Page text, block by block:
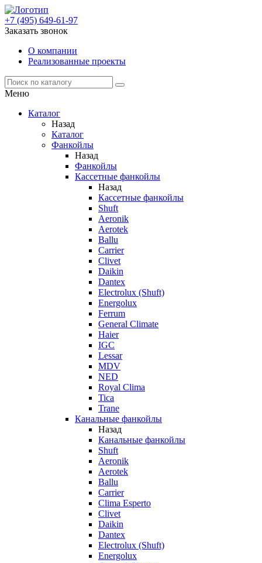
+7 (495) 649-61-97
Заказать звонок
О компании
Реализованные проекты
Меню
Каталог
Назад
Каталог
Фанкойлы
Назад
Фанкойлы
Кассетные фанкойлы
Назад
Кассетные фанкойлы
Shuft
Aeronik
Aerotek
Ballu
Carrier
Clivet
Daikin
Dantex
Electrolux (Shuft)
Energolux
Ferrum
General Climate
Haier
IGC
Lessar
MDV
NED
Royal Clima
Tica
Trane
Канальные фанкойлы
Назад
Канальные фанкойлы
Shuft
Aeronik
Aerotek
Ballu
Carrier
Clima Esperto
Clivet
Daikin
Dantex
Electrolux (Shuft)
Energolux